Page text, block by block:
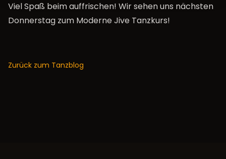
Viel Spaß beim auffrischen! Wir sehen uns nächsten
Donnerstag zum Moderne Jive Tanzkurs!
Zurück zum Tanzblog